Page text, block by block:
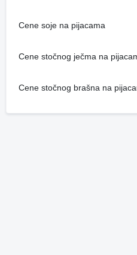
Cene soje na pijacama
Cene stočnog ječma na
Cene stočnog brašna na